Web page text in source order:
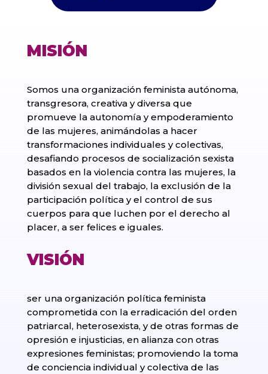
MISIÓN
Somos una organización feminista autónoma,
transgresora, creativa y diversa que
promueve la autonomía y empoderamiento
de las mujeres, animándolas a hacer
transformaciones individuales y colectivas,
desafiando procesos de socialización sexista
basados en la violencia contra las mujeres, la
división sexual del trabajo, la exclusión de la
participación política y el control de sus
cuerpos para que luchen por el derecho al
placer, a ser felices e iguales.
VISIÓN
ser una organización política feminista
comprometida con la erradicación del orden
patriarcal, heterosexista, y de otras formas de
opresión e injusticias, en alianza con otras
expresiones feministas; promoviendo la toma
de conciencia individual y colectiva de las